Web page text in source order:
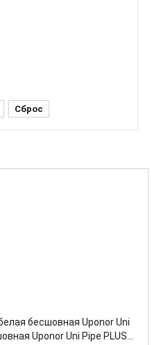
Сброс
бесшовная Uponor Uni
Uponor Uni Pipe PLUS